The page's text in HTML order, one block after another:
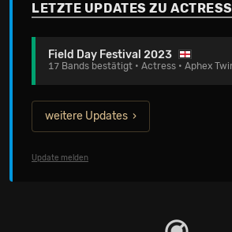
LETZTE UPDATES ZU ACTRESS
Field Day Festival 2023
17 Bands bestätigt • Actress • Aphex
weitere Updates
Update melden